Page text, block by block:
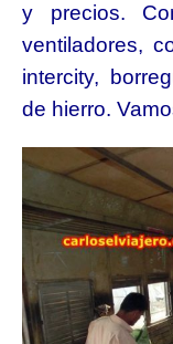
y precios.
ventiladores,
intercity,
de hierro.